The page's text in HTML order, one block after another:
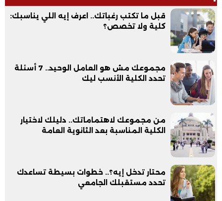
قبل ما تكتب رغباتك.. اعرف إيه اللي يناسبك:
كلية ولا تخصص؟
مجموعك مش هو العامل الوحيد.. 7 أسئلة
تحدد الكلية الأنسب ليك
من مجموعك لاهتماماتك.. دليلك لاختيار
الكلية المناسبة بعد الثانوية العامة
محتار تدخل إيه؟.. خطوات بسيطة تساعدك
تحدد مستقبلك الجامعي